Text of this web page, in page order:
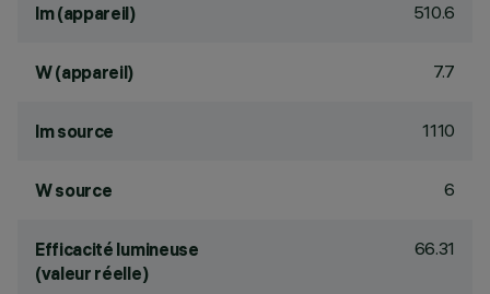
lm (appareil) 510.6
W (appareil) 7.7
lm source 1110
W source 6
Efficacité lumineuse
(valeur réelle)
66.31